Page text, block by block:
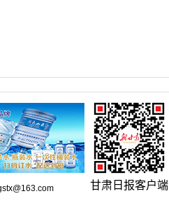
甘肃日报客户端